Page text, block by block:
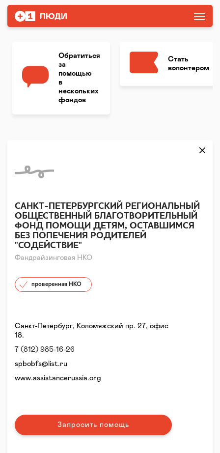
Обратиться
за
помощью
в
нескольких
фондов
Стать
волонтером
Фандрайзинговая НКО
САНКТ-ПЕТЕРБУРГСКИЙ РЕГИОНАЛЬНЫЙ
ОБЩЕСТВЕННЫЙ БЛАГОТВОРИТЕЛЬНЫЙ
ФОНД ПОМОЩИ ДЕТЯМ, ОСТАВШИМСЯ
БЕЗ ПОПЕЧЕНИЯ РОДИТЕЛЕЙ
"СОДЕЙСТВИЕ"
проверенная НКО
Санкт-Петербург, Коломяжский пр. 27, офис
18.
7 (812) 985-16-26
spbobfs@list.ru
www.assistancerussia.org
Запросить помощь